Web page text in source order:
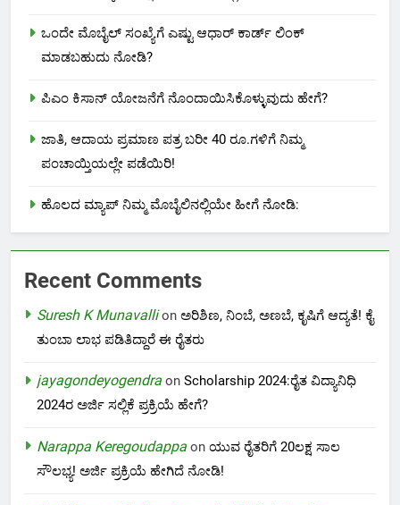
ಒಂದೇ ಮೊಬೈಲ್ ಸಂಖ್ಯೆಗೆ ಎಷ್ಟು ಆಧಾರ್ ಕಾರ್ಡ್ ಲಿಂಕ್
ಮಾಡಬಹುದು ನೋಡಿ?
ಪಿಎಂ ಕಿಸಾನ್ ಯೋಜನೆಗೆ ನೊಂದಾಯಿಸಿಕೊಳ್ಳುವುದು ಹೇಗೆ?
ಜಾತಿ, ಆದಾಯ ಪ್ರಮಾಣ ಪತ್ರ ಬರೀ 40 ರೂ.ಗಳಿಗೆ ನಿಮ್ಮ
ಪಂಚಾಯ್ತಿಯಲ್ಲೇ ಪಡೆಯಿರಿ!
ಹೊಲದ ಮ್ಯಾಪ್ ನಿಮ್ಮ ಮೊಬೈಲಿನಲ್ಲಿಯೇ ಹೀಗೆ ನೋಡಿ:
Recent Comments
Suresh K Munavallion ಅರಿಶಿಣ, ನಿಂಬೆ, ಅಣಬೆ, ಕೃಷಿಗೆ ಆದ್ಯತೆ! ಕೈ
ತುಂಬಾ ಲಾಭ ಪಡಿತಿದ್ದಾರೆ ಈ ರೈತರು
jayagondeyogendra on Scholarship 2024:ರೈತ ವಿದ್ಯಾನಿಧಿ
2024ರ ಅರ್ಜಿ ಸಲ್ಲಿಕೆ ಪ್ರಕ್ರಿಯೆ ಹೇಗೆ?
Narappa Keregoudappa on ಯುವ ರೈತರಿಗೆ 20ಲಕ್ಷ ಸಾಲ
ಸೌಲಭ್ಯ! ಅರ್ಜಿ ಪ್ರಕ್ರಿಯೆ ಹೇಗಿದೆ ನೋಡಿ!